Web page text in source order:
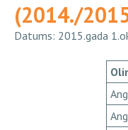
(2014./
Datums: 2015.gada